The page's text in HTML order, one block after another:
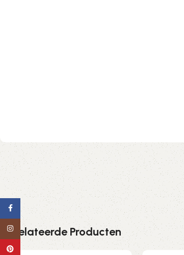
Gerelateerde Producten
Facebook
Instagram
Pinterest